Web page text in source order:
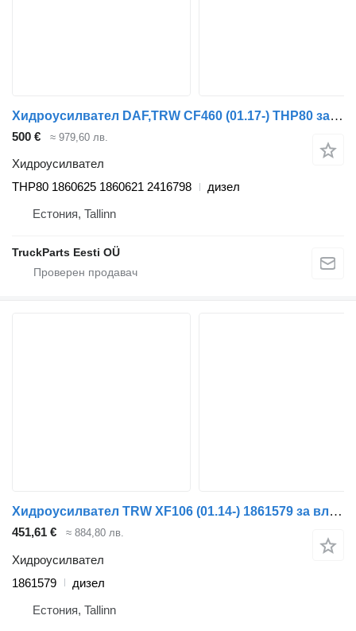
Хидроусилвател DAF,TRW CF460 (01.17-) THP80 за влекач DAF CF450, CF460 (2017-)
500 € ≈ 979,60 лв.
Хидроусилвател
THP80 1860625 1860621 2416798
дизел
Естония, Tallinn
TruckParts Eesti OÜ
Хидроусилвател TRW XF106 (01.14-) 1861579 за влекач DAF XF106 (2014-)
451,61 € ≈ 884,80 лв.
Хидроусилвател
1861579
дизел
Естония, Tallinn